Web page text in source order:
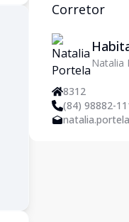
Corretor
em
Natalia
8312
(84) 98882-